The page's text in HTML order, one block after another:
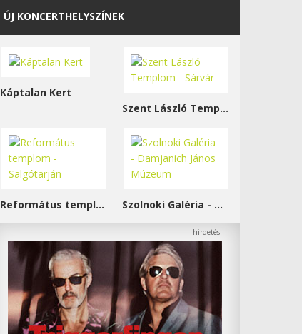
ÚJ KONCERTHELYSZÍNEK
Káptalan Kert
Szent László Templom - Sárvár
Református templom - Salgótarján Szolnoki Galéria - Damjanich János Múzeum